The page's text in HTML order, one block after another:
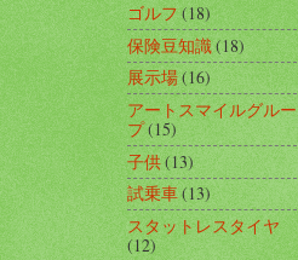
ゴルフ(18)
保険豆知識(18)
展示場(16)
アートスマイルグルー
プ(15)
子供(13)
試乗車(13)
スタットレスタイヤ
(12)